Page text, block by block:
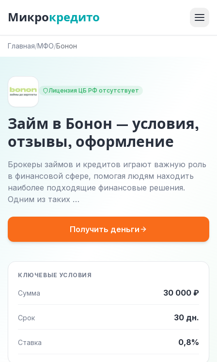
Микрокредито
Главная/МФО/Бонон
Лицензия ЦБ РФ отсутствует
Займ в Бонон — условия,
отзывы, оформление
Брокеры займов и кредитов играют важную роль
в финансовой сфере, помогая людям находить
наиболее подходящие финансовые решения.
Одним из таких …
Получить деньги
КЛЮЧЕВЫЕ УСЛОВИЯ
Сумма 30 000 ₽
Срок 30 дн.
Ставка 0,8%